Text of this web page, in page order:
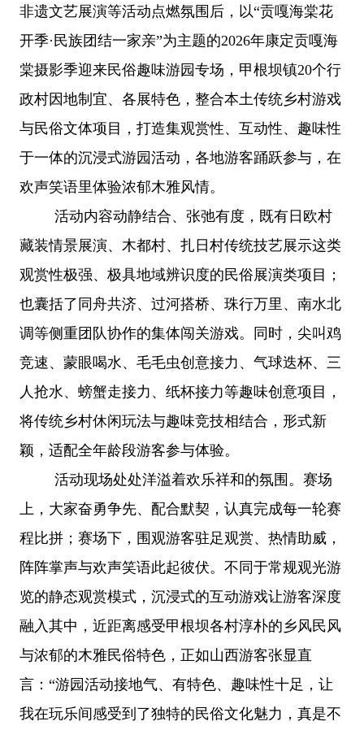
非遗文艺展演等活动点燃氛围后，以“贡嘎海棠花
开季·民族团结一家亲”为主题的2026年康定贡嘎海
棠摄影季迎来民俗趣味游园专场，甲根坝镇20个行
政村因地制宜、各展特色，整合本土传统乡村游戏
与民俗文体项目，打造集观赏性、互动性、趣味性
于一体的沉浸式游园活动，各地游客踊跃参与，在
欢声笑语里体验浓郁木雅风情。
活动内容动静结合、张弛有度，既有日欧村
藏装情景展演、木都村、扎日村传统技艺展示这类
观赏性极强、极具地域辨识度的民俗展演类项目；
也囊括了同舟共济、过河搭桥、珠行万里、南水北
调等侧重团队协作的集体闯关游戏。同时，尖叫鸡
竞速、蒙眼喝水、毛毛虫创意接力、气球迭杯、三
人抢水、螃蟹走接力、纸杯接力等趣味创意项目，
将传统乡村休闲玩法与趣味竞技相结合，形式新
颖，适配全年龄段游客参与体验。
活动现场处处洋溢着欢乐祥和的氛围。赛场
上，大家奋勇争先、配合默契，认真完成每一轮赛
程比拼；赛场下，围观游客驻足观赏、热情助威，
阵阵掌声与欢声笑语此起彼伏。不同于常规观光游
览的静态观赏模式，沉浸式的互动游戏让游客深度
融入其中，近距离感受甲根坝各村淳朴的乡风民风
与浓郁的木雅民俗特色，正如山西游客张显直
言： “游园活动接地气、有特色、趣味性十足，让
我在玩乐间感受到了独特的民俗文化魅力，真是不